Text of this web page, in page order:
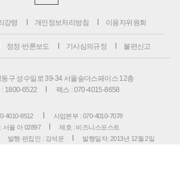
강령 개인정보처리방침 이용자위원회
정정·반론보도 기사심의규정 불편신고
구 성수일로 39-34 서울숲더스페이스 12층
1800-6522
팩스 : 070-4015-8658
4010-8512
사업본부 : 070-4010-7078
서울 아 02897
제호 : 비즈니스포스트
발행·편집인 : 강석운
발행일자: 2013년 12월 2일